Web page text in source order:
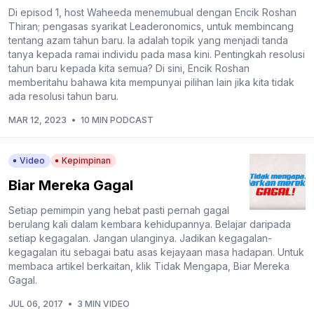
Di episod 1, host Waheeda menemubual dengan Encik Roshan
Thiran; pengasas syarikat Leaderonomics, untuk membincang
tentang azam tahun baru. Ia adalah topik yang menjadi tanda
tanya kepada ramai individu pada masa kini. Pentingkah resolusi
tahun baru kepada kita semua? Di sini, Encik Roshan
memberitahu bahawa kita mempunyai pilihan lain jika kita tidak
ada resolusi tahun baru.
MAR 12, 2023 • 10 MIN PODCAST
Video Kepimpinan
Biar Mereka Gagal
Setiap pemimpin yang hebat pasti pernah gagal
berulang kali dalam kembara kehidupannya. Belajar daripada
setiap kegagalan. Jangan ulanginya. Jadikan kegagalan-
kegagalan itu sebagai batu asas kejayaan masa hadapan. Untuk
membaca artikel berkaitan, klik Tidak Mengapa, Biar Mereka
Gagal.
JUL 06, 2017 • 3 MIN VIDEO